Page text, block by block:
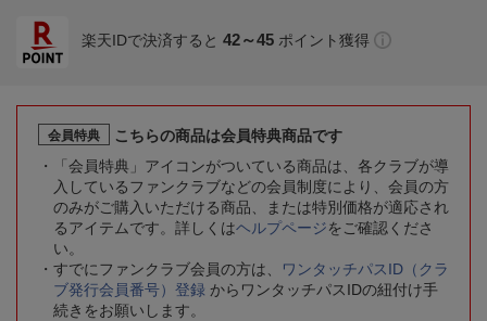
楽天IDで決済すると 42～45 ポイント獲得
会員特典
こちらの商品は会員特典商品です
「会員特典」アイコンがついている商品は、各クラブが導
入しているファンクラブなどの会員制度により、会員の方
のみがご購入いただける商品、または特別価格が適応され
るアイテムです。詳しくはヘルプページをご確認くださ
い。
すでにファンクラブ会員の方は、
ワンタッチパスID（クラ
ブ発行会員番号）登録 からワンタッチパスIDの紐付け手
続きをお願いします。